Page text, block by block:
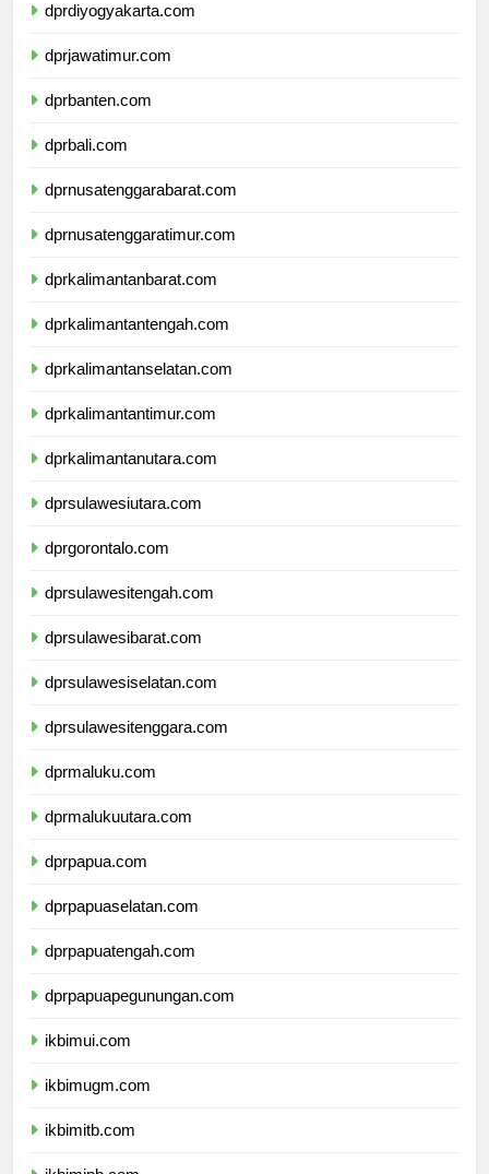
dprdiyogyakarta.com
dprjawatimur.com
dprbanten.com
dprbali.com
dprnusatenggarabarat.com
dprnusatenggaratimur.com
dprkalimantanbarat.com
dprkalimantantengah.com
dprkalimantanselatan.com
dprkalimantantimur.com
dprkalimantanutara.com
dprsulawesiutara.com
dprgorontalo.com
dprsulawesitengah.com
dprsulawesibarat.com
dprsulawesiselatan.com
dprsulawesitenggara.com
dprmaluku.com
dprmalukuutara.com
dprpapua.com
dprpapuaselatan.com
dprpapuatengah.com
dprpapuapegunungan.com
ikbimui.com
ikbimugm.com
ikbimitb.com